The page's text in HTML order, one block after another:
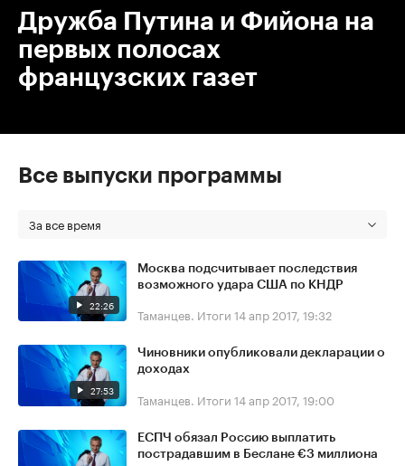
Дружба Путина и Фийона на
первых полосах
французских газет
Все выпуски программы
За все время
22:26
Москва подсчитывает последствия
возможного удара США по КНДР
Таманцев. Итоги 14 апр 2017, 19:32
27:53
Чиновники опубликовали декларации о
доходах
Таманцев. Итоги 14 апр 2017, 19:00
ЕСПЧ обязал Россию выплатить
пострадавшим в Беслане €3 миллиона